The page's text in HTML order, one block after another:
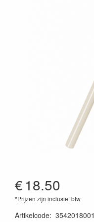
€18.50
*Prijzen zijn inclusief btw
Artikelcode: 3542018001